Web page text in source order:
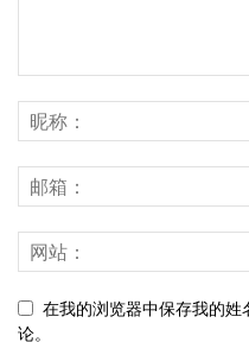
在我的浏览器中保存我的
论。